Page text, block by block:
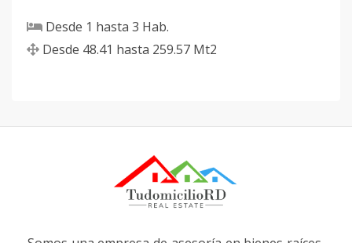
Desde 1 hasta 3 Hab.
Desde 48.41 hasta 259.57 Mt2